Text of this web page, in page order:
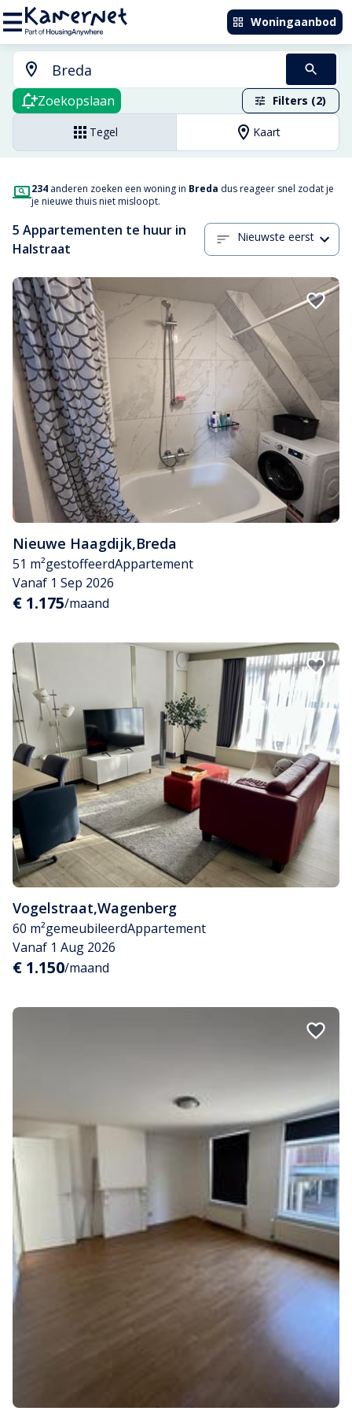
Woningaanbod
Zoekopslaan Filters (2)
Tegel Kaart
234 anderen zoeken een woning in Breda dus reageer snel zodat je
je nieuwe thuis niet misloopt.
5 Appartementen te huur in
Halstraat
Nieuwste eerst
Nieuwe Haagdijk,Breda
51 m²gestoffeerdAppartement
Vanaf 1 Sep 2026
€ 1.175/maand
Vogelstraat,Wagenberg
60 m²gemeubileerdAppartement
Vanaf 1 Aug 2026
€ 1.150/maand